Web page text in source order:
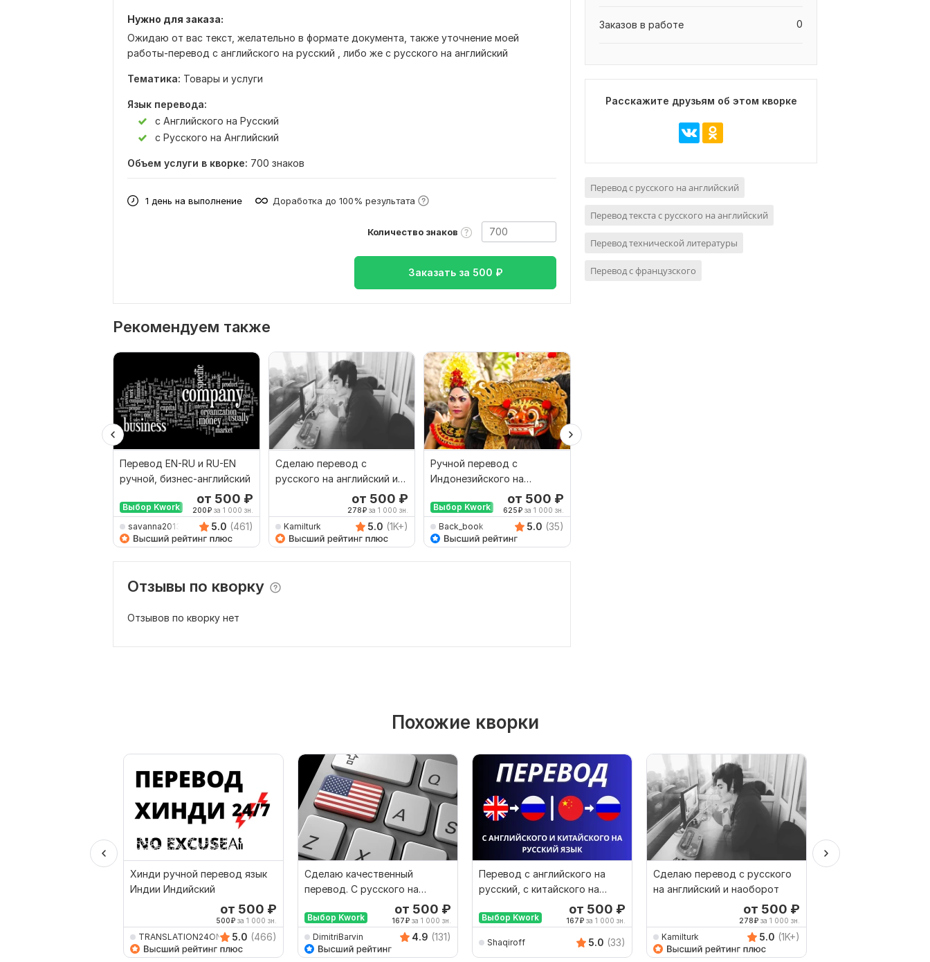
Нужно для заказа:
Ожидаю от вас текст, желательно в формате документа, также уточнение моей
работы-перевод с английского на русский , либо же с русского на английский
Тематика: Товары и услуги
Язык перевода:
с Английского на Русский
с Русского на Английский
Объем услуги в кворке: 700 знаков
1 день на выполнение Доработка до 100% результата
Количество знаков
Заказать за 500 ₽
Рекомендуем также
Перевод EN-RU и RU-EN
ручной, бизнес-английский
Выбор Kwork
от 500 ₽
200₽за 1 000 зн.
savanna2013 5.0 (461)
Сделаю перевод с
русского на английский и
от 500 ₽
278₽ за 1 000 зн.
Kamilturk 5.0 (1K+)
Ручной перевод с
Индонезийского на
Русский и наоборот
Выбор Kwork
от 500 ₽
625₽за 1 000 зн.
Back_book 5.0 (35)
Отзывы по кворку
Отзывов по кворку нет
0
Заказов в работе
Расскажите друзьям об этом кворке
Перевод с русского на английский
Перевод текста с русского на английский
Перевод технической литературы
Перевод с французского
Похожие кворки
Хинди ручной перевод язык
Индии Индийский
от 500 ₽
500₽ за 1 000 зн.
TRANSLATION24ON7 5.0 (466)
Сделаю качественный
перевод. С русского на
английский и наоборот
Выбор Kwork
от 500 ₽
167₽ за 1 000 зн.
DimitriBarvin 4.9 (131)
Перевод с английского на
русский, с китайского на
Выбор Kwork
от 500 ₽
167₽ за 1 000 зн.
Shaqiroff 5.0 (33)
Сделаю перевод с русского
на английский и наоборот
от 500 ₽
278₽ за 1 000 зн.
Kamilturk 5.0 (1K+)